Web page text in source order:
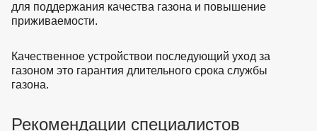
для поддержания качества газона и повышение
приживаемости.
Качественное устройствои последующий уход за
газоном это гарантия длительного срока службы
газона.
Рекомендации специалистов